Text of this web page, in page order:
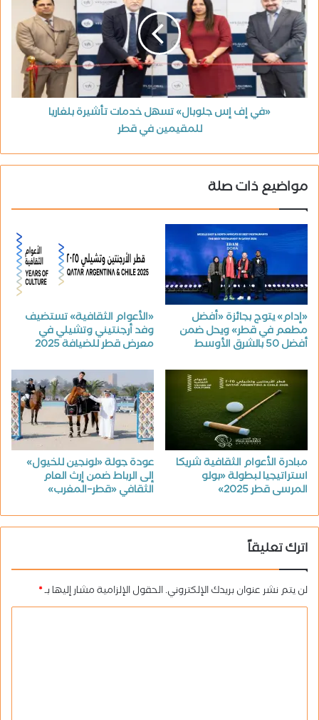
«في إف إس جلوبال» تسهل خدمات تأشيرة بلغاريا
للمقيمين في قطر
مواضيع ذات صلة
«إدام» يتوج بجائزة «أفضل
مطعم في قطر» ويحل ضمن
أفضل 50 بالشرق الأوسط
«الأعوام الثقافية» تستضيف
وفد أرجنتيني وتشيلي في
معرض قطر للضيافة 2025
مبادرة الأعوام الثقافية شريكا
استراتيجيا لبطولة «بولو
المرسى قطر 2025»
عودة جولة «لونجين للخيول»
إلى الرباط ضمن إرث العام
الثقافي «قطر–المغرب»
اترك تعليقاً
لن يتم نشر عنوان بريدك الإلكتروني.الحقول الإلزامية مشار إليها بـ*